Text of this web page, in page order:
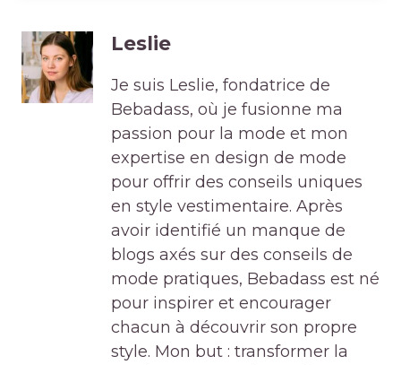
Leslie
Je suis Leslie, fondatrice de
Bebadass, où je fusionne ma
passion pour la mode et mon
expertise en design de mode
pour offrir des conseils uniques
en style vestimentaire. Après
avoir identifié un manque de
blogs axés sur des conseils de
mode pratiques, Bebadass est né
pour inspirer et encourager
chacun à découvrir son propre
style. Mon but : transformer la